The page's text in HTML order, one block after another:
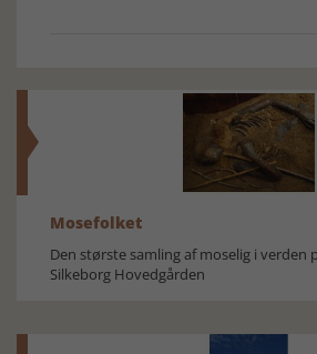
Mosefolket
Den største samling af moselig i verden
Silkeborg Hovedgården